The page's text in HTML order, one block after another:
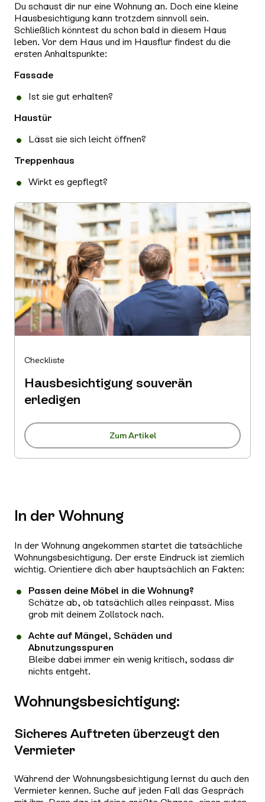
Du schaust dir nur eine Wohnung an. Doch eine kleine
Hausbesichtigung kann trotzdem sinnvoll sein.
Schließlich könntest du schon bald in diesem Haus
leben. Vor dem Haus und im Hausflur findest du die
ersten Anhaltspunkte:
Fassade
Ist sie gut erhalten?
Haustür
Lässt sie sich leicht öffnen?
Treppenhaus
Wirkt es gepflegt?
Checkliste
Hausbesichtigung souverän
erledigen
Zum Artikel
In der Wohnung
In der Wohnung angekommen startet die tatsächliche
Wohnungsbesichtigung. Der erste Eindruck ist ziemlich
wichtig. Orientiere dich aber hauptsächlich an Fakten:
Passen deine Möbel in die Wohnung?
Schätze ab, ob tatsächlich alles reinpasst. Miss
grob mit deinem Zollstock nach.
Achte auf Mängel, Schäden und
Abnutzungsspuren
Bleibe dabei immer ein wenig kritisch, sodass dir
nichts entgeht.
Wohnungsbesichtigung:
Sicheres Auftreten überzeugt den
Vermieter
Während der Wohnungsbesichtigung lernst du auch den
Vermieter kennen. Suche auf jeden Fall das Gespräch